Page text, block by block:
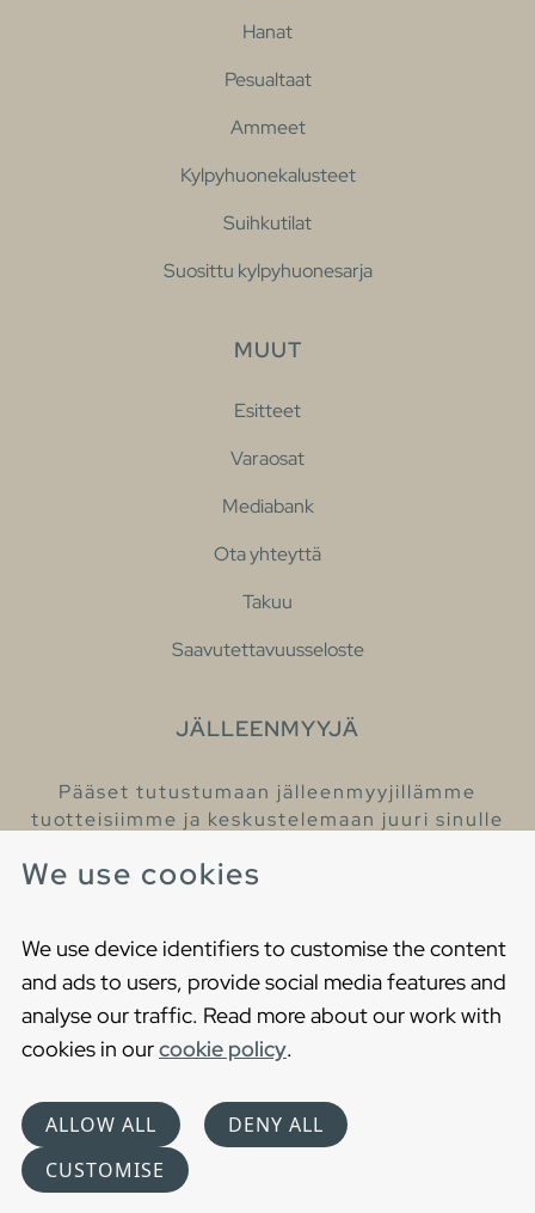
We use cookies
We use device identifiers to customise the content
and ads to users, provide social media features and
analyse our traffic. Read more about our work with
cookies in ourcookie policy.
ALLOW ALL
DENY ALL
CUSTOMISE
Hanat
Pesualtaat
Ammeet
Kylpyhuonekalusteet
Suihkutilat
Suosittu kylpyhuonesarja
MUUT
Esitteet
Varaosat
Mediabank
Ota yhteyttä
Takuu
Saavutettavuusseloste
JÄLLEENMYYJÄ
Pääset tutustumaan jälleenmyyjillämme
tuotteisiimme ja keskustelemaan juuri sinulle
Cookies
Privacy statement
Choose language